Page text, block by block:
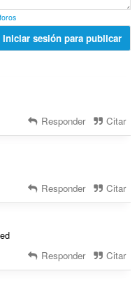
Iniciar sesión para publicar
Responder Citar
Responder Citar
Responder Citar